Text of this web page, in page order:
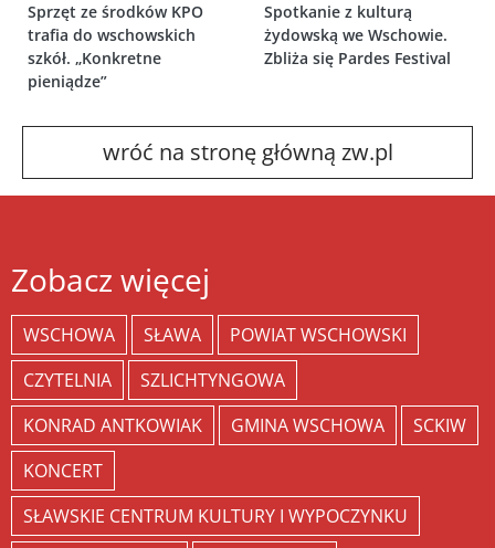
Sprzęt ze środków KPO
trafia do wschowskich
szkół. „Konkretne
pieniądze”
Spotkanie z kulturą
żydowską we Wschowie.
Zbliża się Pardes Festival
wróć na stronę główną zw.pl
Zobacz więcej
WSCHOWA SŁAWA
POWIAT WSCHOWSKI
CZYTELNIA
SZLICHTYNGOWA
KONRAD ANTKOWIAK
GMINA WSCHOWA
SCKIW
KONCERT
SŁAWSKIE CENTRUM KULTURY I WYPOCZYNKU